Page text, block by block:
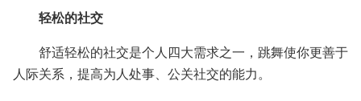
轻松的社交
舒适轻松的社交是个人四大需求之一，跳舞使你更善于
人际关系，提高为人处事、公关社交的能力。